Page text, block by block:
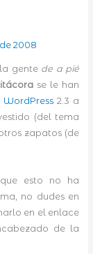
2008
gente de a pié
se le han
WordPress 2.3 a
(del tema
zapatos (de
esto no ha
no dudes en
en el enlace
de la